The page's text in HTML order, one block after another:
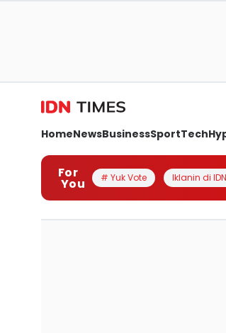
HomeNewsBusinessSportTech
For
You # Yuk Vote Iklanin di IDN